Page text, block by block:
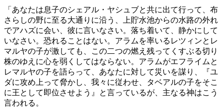
「あなたは息子のシェアル・ヤシュブと共に出て行って、布
さらしの野に至る大通りに沿う、上貯水池からの水路の外れ
でアハズに会い、彼に言いなさい。落ち着いて、静かにして
いなさい。恐れることはない。アラムを率いるレツィンとレ
マルヤの子が激しても、この二つの燃え残ってくすぶる切り
株のゆえに心を弱くしてはならない。アラムがエフライムと
レマルヤの子を語らって、あなたに対して災いを謀り、『ユ
ダに攻め上って脅かし、我々に従わせ、タベアルの子をそこ
に王として即位させよう』と言っているが、主なる神はこう
言われる。